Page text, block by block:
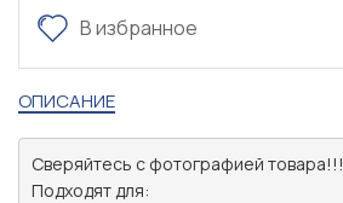
В избранное
ОПИСАНИЕ
Сверяйтесь с фотографией товара!!!
Подходят для: